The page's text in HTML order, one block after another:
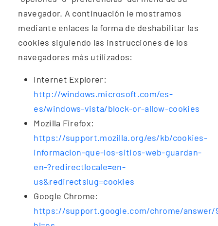
navegador. A continuación le mostramos
mediante enlaces la forma de deshabilitar las
cookies siguiendo las instrucciones de los
navegadores más utilizados:
Internet Explorer:
http://windows.microsoft.com/es-
es/windows-vista/block-or-allow-cookies
Mozilla Firefox:
https://support.mozilla.org/es/kb/cookies-
informacion-que-los-sitios-web-guardan-
en-?redirectlocale=en-
us&redirectslug=cookies
Google Chrome:
https://support.google.com/chrome/answer/